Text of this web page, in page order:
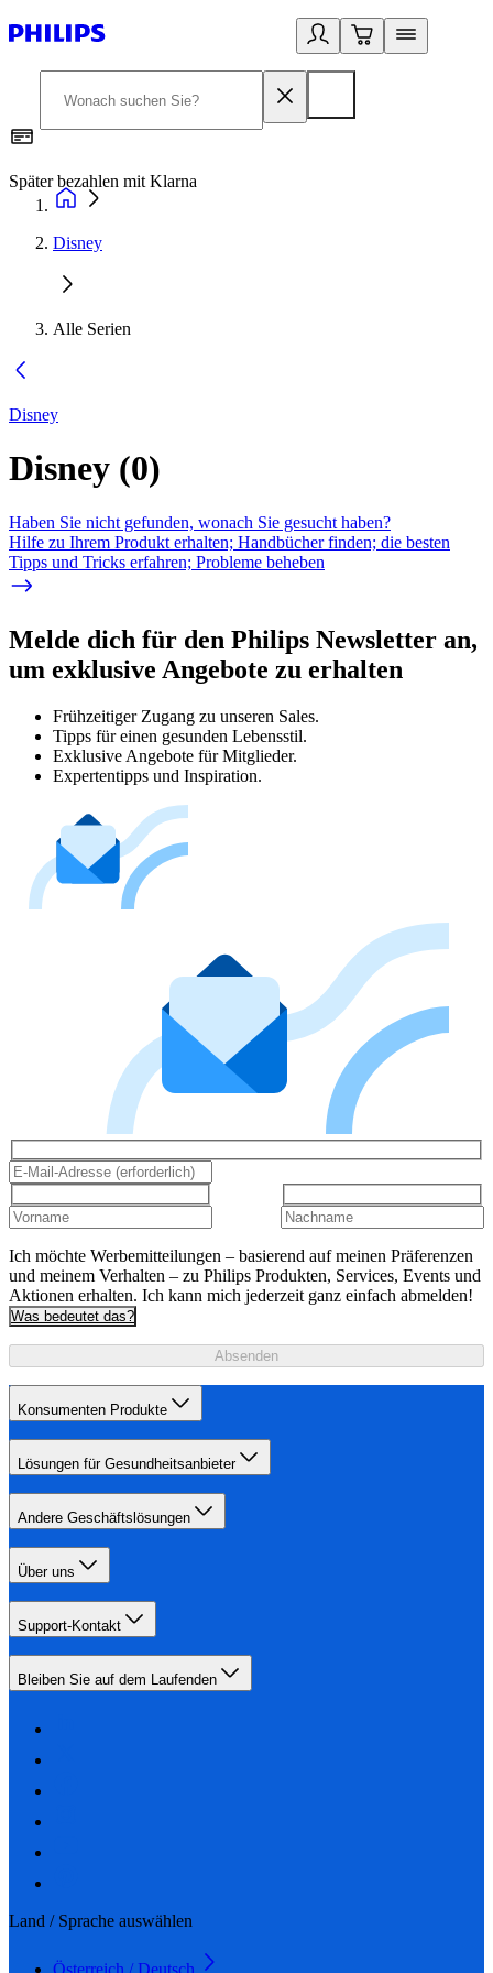
Später bezahlen mit Klarna
Disney
Alle Serien
Disney
Disney (0)
Haben Sie nicht gefunden, wonach Sie gesucht haben?
Hilfe zu Ihrem Produkt erhalten; Handbücher finden; die besten
Tipps und Tricks erfahren; Probleme beheben
Melde dich für den Philips Newsletter an,
um exklusive Angebote zu erhalten
Frühzeitiger Zugang zu unseren Sales.
Tipps für einen gesunden Lebensstil.
Exklusive Angebote für Mitglieder.
Expertentipps und Inspiration.
Ich möchte Werbemitteilungen – basierend auf meinen Präferenzen
und meinem Verhalten – zu Philips Produkten, Services, Events und
Aktionen erhalten. Ich kann mich jederzeit ganz einfach abmelden!
Was bedeutet das?
Absenden
Konsumenten Produkte
Lösungen für Gesundheitsanbieter
Andere Geschäftslösungen
Über uns
Support-Kontakt
Bleiben Sie auf dem Laufenden
Land / Sprache auswählen
Österreich / Deutsch